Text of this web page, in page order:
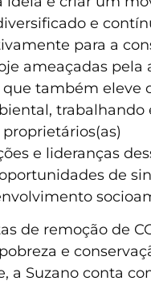
e
para a
ameaçadas pela
também eleve
trabalhando
e lideranças
de
de remoção de
e
a Suzano conta